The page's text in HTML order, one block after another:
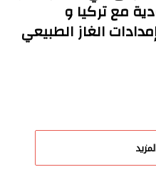
مع تركيا و
الغاز الطبيعي